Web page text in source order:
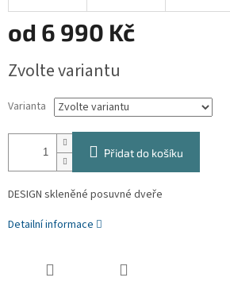
od 6 990 Kč
cena:
Zvolte variantu
Varianta
Přidat do košíku
DESIGN skleněné posuvné dveře
Detailní informace